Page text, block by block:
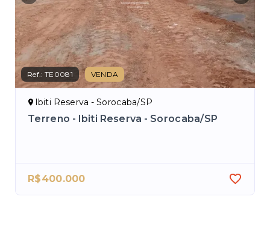
Ref.:TE0081 VENDA
Ibiti Reserva - Sorocaba/SP
Terreno - Ibiti Reserva - Sorocaba/SP
R$400.000